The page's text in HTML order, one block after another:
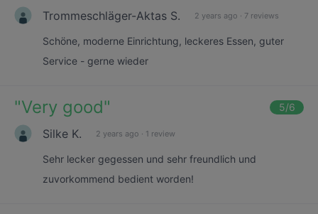
Trommeschläger-Aktas S. 2 years ago · 7 reviews
Schöne, moderne Einrichtung, leckeres Essen, guter
Service - gerne wieder
"Very good" 5/6
Silke K. 2 years ago · 1 review
Sehr lecker gegessen und sehr freundlich und
zuvorkommend bedient worden!